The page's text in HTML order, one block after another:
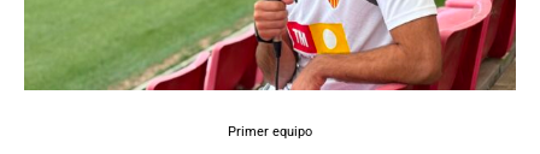
Primer equipo